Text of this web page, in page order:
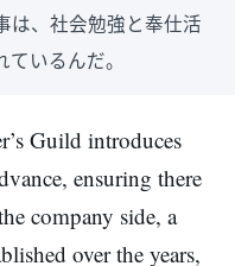
は、社会勉強と奉仕活
いるんだ。
Guild introduces
ensuring there
company side, a
over the years,